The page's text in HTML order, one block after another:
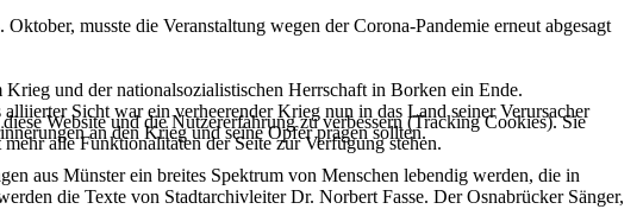
musste die Veranstaltung wegen der Corona-Pandemie erneut abgesagt
und der nationalsozialistischen Herrschaft in Borken ein Ende.
Sicht war ein verheerender Krieg nun in das Land seiner Verursacher
an den Krieg und seine Opfer prägen sollten.
aus Münster ein breites Spektrum von Menschen lebendig werden, die in
die Texte von Stadtarchivleiter Dr. Norbert Fasse. Der Osnabrücker Sänger,
Website und die Nutzererfahrung zu verbessern (Tracking Cookies). Sie
alle Funktionalitäten der Seite zur Verfügung stehen.